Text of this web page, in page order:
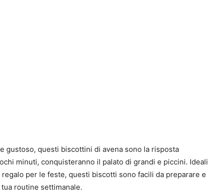
gustoso, questi biscottini di avena sono la risposta
minuti, conquisteranno il palato di grandi e piccini. Ideali
per le feste, questi biscotti sono facili da preparare e
routine settimanale.